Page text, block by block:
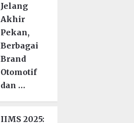
Jelang
Akhir
Pekan,
Berbagai
Brand
Otomotif
dan …
IIMS 2025: